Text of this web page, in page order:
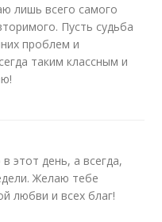
лишь всего самого
Пусть судьба
проблем и
таким классным и
этот день, а всегда,
Желаю тебе
любви и всех благ!